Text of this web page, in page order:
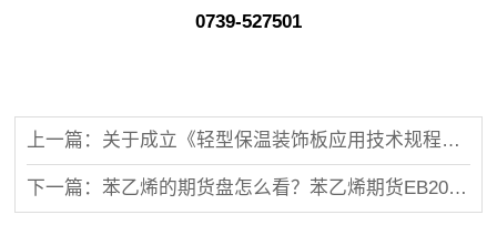
0739-527501
上一篇：关于成立《轻型保温装饰板应用技术规程》编制组的通知
下一篇：苯乙烯的期货盘怎么看？苯乙烯期货EB2005是什么意思